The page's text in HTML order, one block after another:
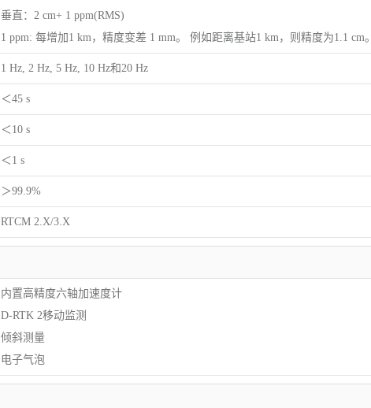
垂直：2 cm+ 1 ppm(RMS)
1 ppm: 每增加1 km，精度变差 1 mm。 例如距离基站1 km，则精度为1.1 cm。
1 Hz, 2 Hz, 5 Hz, 10 Hz和20 Hz
＜45 s
＜10 s
＜1 s
＞99.9%
RTCM 2.X/3.X
内置高精度六轴加速度计
D-RTK 2移动监测
倾斜测量
电子气泡